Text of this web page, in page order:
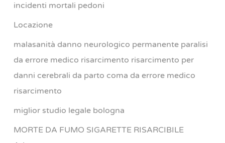
incidenti mortali pedoni
Locazione
malasanità danno neurologico permanente paralisi
da errore medico risarcimento risarcimento per
danni cerebrali da parto coma da errore medico
risarcimento
miglior studio legale bologna
MORTE DA FUMO SIGARETTE RISARCIBILE